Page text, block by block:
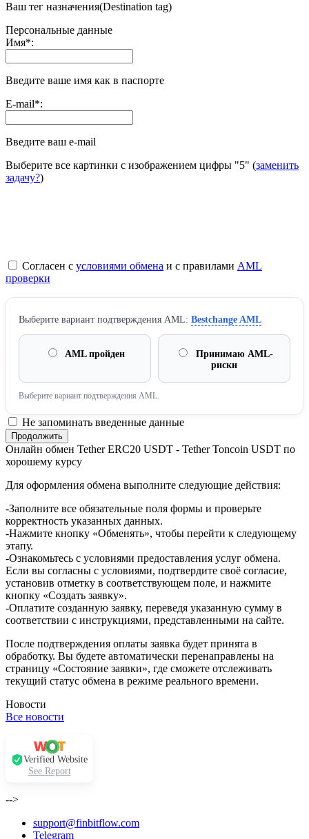
Ваш тег назначения(Destination tag)
Персональные данные
Имя*:
Введите ваше имя как в паспорте
E-mail*:
Введите ваш e-mail
Выберите все картинки с изображением цифры "5" (заменить
задачу?)
Согласен с условиями обмена и с правилами AML
проверки
Выберите вариант подтверждения AML: Bestchange AML
AML пройден
Принимаю AML-
риски
Выберите вариант подтверждения AML.
Не запоминать введенные данные
Онлайн обмен Tether ERC20 USDT - Tether Toncoin USDT по
хорошему курсу
Для оформления обмена выполните следующие действия:
-Заполните все обязательные поля формы и проверьте
корректность указанных данных.
-Нажмите кнопку «Обменять», чтобы перейти к следующему
этапу.
-Ознакомьтесь с условиями предоставления услуг обмена.
Если вы согласны с условиями, подтвердите своё согласие,
установив отметку в соответствующем поле, и нажмите
кнопку «Создать заявку».
-Оплатите созданную заявку, переведя указанную сумму в
соответствии с инструкциями, представленными на сайте.
После подтверждения оплаты заявка будет принята в
обработку. Вы будете автоматически перенаправлены на
страницу «Состояние заявки», где сможете отслеживать
текущий статус обмена в режиме реального времени.
Новости
Все новости
Verified Website
See Report
-->
support@finbitflow.com
Telegram